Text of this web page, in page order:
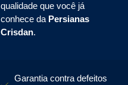
qualidade que você já
conhece da Persianas
Crisdan.
Garantia contra defeitos